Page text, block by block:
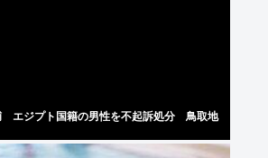
エジプト国籍の男性を不起訴処分 鳥取地